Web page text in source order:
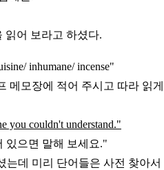
읽어 보라고 하셨다.
inhumane/ incense"
메모장에 적어 주시고 따라 읽게
you couldn't understand."
있으면 말해 보세요."
는데 미리 단어들은 사전 찾아서